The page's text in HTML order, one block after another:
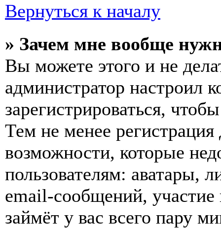
Вернуться к началу
» Зачем мне вообще
Вы можете этого и не
администратор
зарегистрироваться,
Тем не менее
возможности, которые
пользователям: аватары,
email-сообщений, участие
займёт у вас всего пару